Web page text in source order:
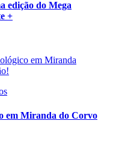
edição do Mega
+
em Miranda do Corvo